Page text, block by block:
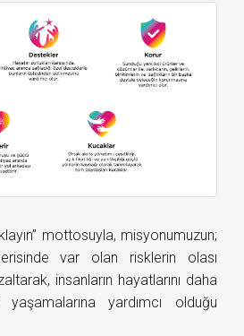
mottosuyla, misyonumuzun;
var olan risklerin olası
insanların hayatlarını daha
yardımcı olduğu